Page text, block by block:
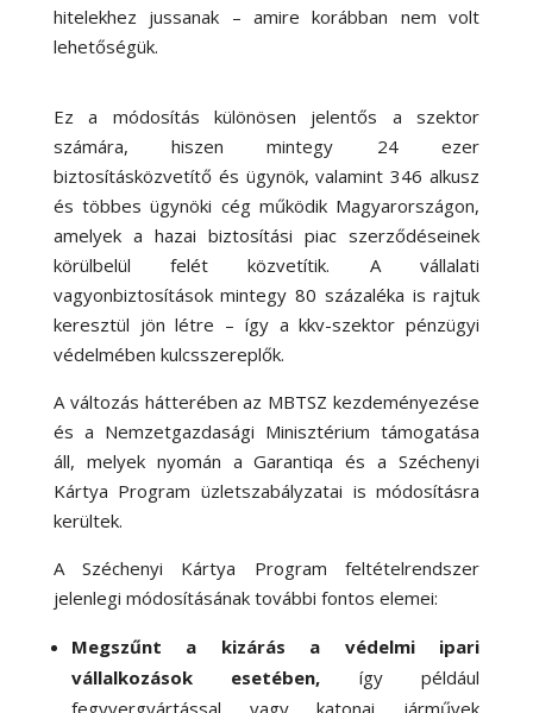
hitelekhez jussanak – amire korábban nem volt
lehetőségük.
Ez a módosítás különösen jelentős a szektor
számára, hiszen mintegy 24 ezer
biztosításközvetítő és ügynök, valamint 346 alkusz
és többes ügynöki cég működik Magyarországon,
amelyek a hazai biztosítási piac szerződéseinek
körülbelül felét közvetítik. A vállalati
vagyonbiztosítások mintegy 80 százaléka is rajtuk
keresztül jön létre – így a kkv-szektor pénzügyi
védelmében kulcsszereplők.
A változás hátterében az MBTSZ kezdeményezése
és a Nemzetgazdasági Minisztérium támogatása
áll, melyek nyomán a Garantiqa és a Széchenyi
Kártya Program üzletszabályzatai is módosításra
kerültek.
A Széchenyi Kártya Program feltételrendszer
jelenlegi módosításának további fontos elemei:
Megszűnt a kizárás a védelmi ipari
vállalkozások esetében,
így például
fegyvergyártással vagy katonai járművek